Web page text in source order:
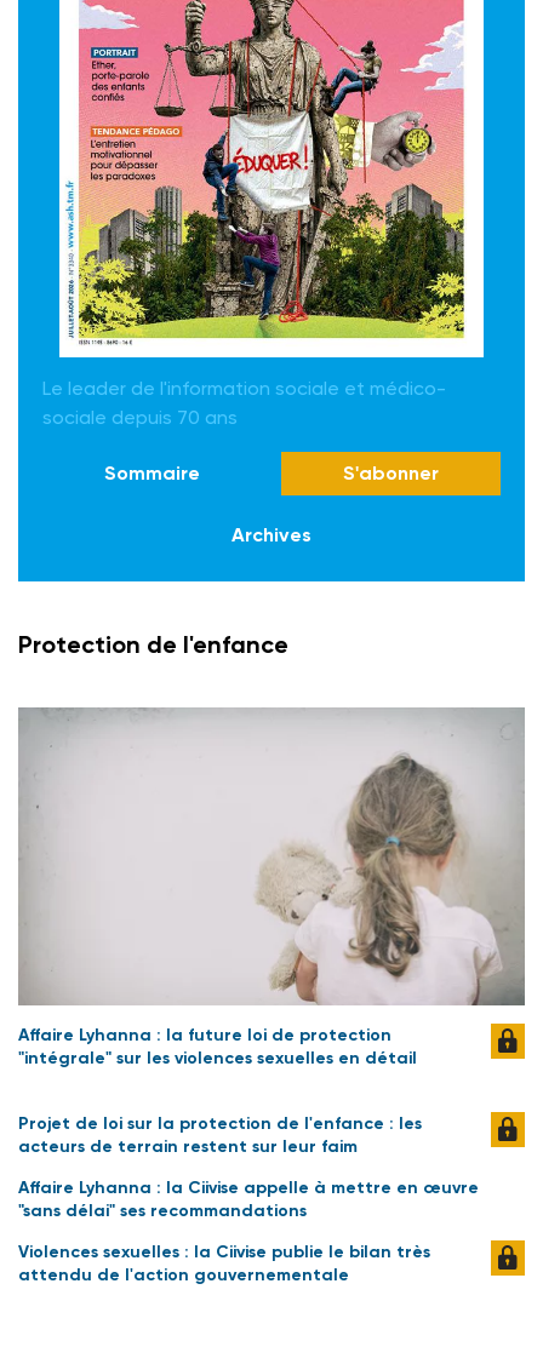
Le leader de l'information sociale et médico-
sociale depuis 70 ans
Sommaire S'abonner
Archives
Protection de l'enfance
Affaire Lyhanna : la future loi de protection
"intégrale" sur les violences sexuelles en détail
Projet de loi sur la protection de l'enfance : les
acteurs de terrain restent sur leur faim
Affaire Lyhanna : la Ciivise appelle à mettre en œuvre
"sans délai" ses recommandations
Violences sexuelles : la Ciivise publie le bilan très
attendu de l'action gouvernementale